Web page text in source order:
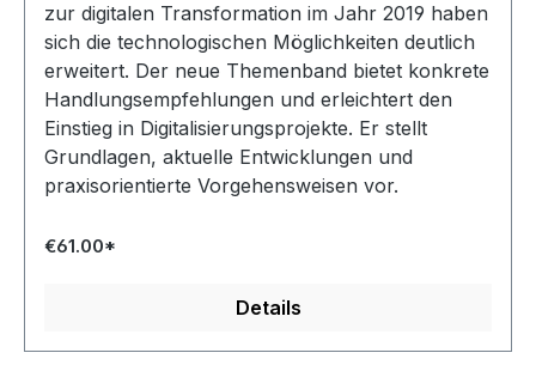
zur digitalen Transformation im Jahr 2019 haben
sich die technologischen Möglichkeiten deutlich
erweitert. Der neue Themenband bietet konkrete
Handlungsempfehlungen und erleichtert den
Einstieg in Digitalisierungsprojekte. Er stellt
Grundlagen, aktuelle Entwicklungen und
praxisorientierte Vorgehensweisen vor.
€61.00*
Details